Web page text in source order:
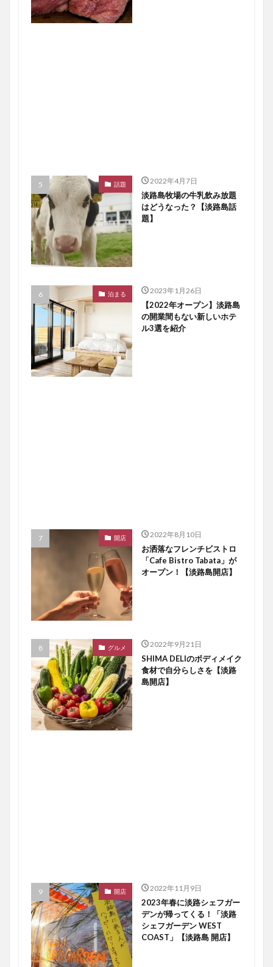
話題 2022年4月7日
淡路島牧場の牛乳飲み放題
はどうなった？【淡路島話
題】
泊まる 2023年1月26日
【2022年オープン】淡路島
の開業間もない新しいホテ
ル3選を紹介
開店 2022年8月10日
お洒落なフレンチビストロ
「Cafe Bistro Tabata」が
オープン！【淡路島開店】
グルメ 2022年9月21日
SHIMA DELIのボディメイク
食材で自分らしさを【淡路
島開店】
開店 2022年11月9日
2023年春に淡路シェフガー
デンが帰ってくる！「淡路
シェフガーデン WEST
COAST」【淡路島 開店】